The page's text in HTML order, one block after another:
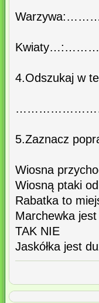
4.Odszukaj w
5.Zaznacz
Wiosna
Wiosną ptaki
Rabatka to
Marchewka jest
TAK NIE
Jaskółka jest